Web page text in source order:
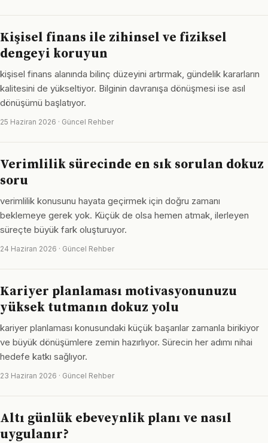
Kişisel finans ile zihinsel ve fiziksel
dengeyi koruyun
kişisel finans alanında bilinç düzeyini artırmak, gündelik kararların
kalitesini de yükseltiyor. Bilginin davranışa dönüşmesi ise asıl
dönüşümü başlatıyor.
25 Haziran 2026 · Güncel Rehber
Verimlilik sürecinde en sık sorulan dokuz
soru
verimlilik konusunu hayata geçirmek için doğru zamanı
beklemeye gerek yok. Küçük de olsa hemen atmak, ilerleyen
süreçte büyük fark oluşturuyor.
24 Haziran 2026 · Güncel Rehber
Kariyer planlaması motivasyonunuzu
yüksek tutmanın dokuz yolu
kariyer planlaması konusundaki küçük başarılar zamanla birikiyor
ve büyük dönüşümlere zemin hazırlıyor. Sürecin her adımı nihai
hedefe katkı sağlıyor.
23 Haziran 2026 · Güncel Rehber
Altı günlük ebeveynlik planı ve nasıl
uygulanır?